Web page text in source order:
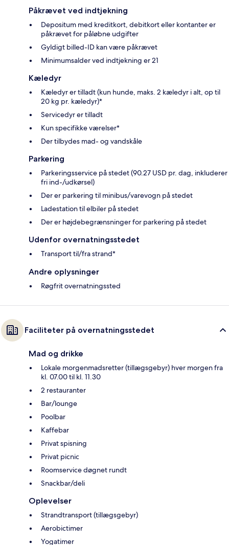
Påkrævet ved indtjekning
Depositum med kreditkort, debitkort eller kontanter er
påkrævet for påløbne udgifter
Gyldigt billed-ID kan være påkrævet
Minimumsalder ved indtjekning er 21
Kæledyr
Kæledyr er tilladt (kun hunde, maks. 2 kæledyr i alt, op til
20 kg pr. kæledyr)*
Servicedyr er tilladt
Kun specifikke værelser*
Der tilbydes mad- og vandskåle
Parkering
Parkeringsservice på stedet (90.27 USD pr. dag, inkluderer
fri ind-/udkørsel)
Der er parkering til minibus/varevogn på stedet
Ladestation til elbiler på stedet
Der er højdebegrænsninger for parkering på stedet
Udenfor overnatningsstedet
Transport til/fra strand*
Andre oplysninger
Røgfrit overnatningssted
Faciliteter på overnatningsstedet
Mad og drikke
Lokale morgenmadsretter (tillægsgebyr) hver morgen fra
kl. 07.00 til kl. 11.30
2 restauranter
Bar/lounge
Poolbar
Kaffebar
Privat spisning
Privat picnic
Roomservice døgnet rundt
Snackbar/deli
Oplevelser
Strandtransport (tillægsgebyr)
Aerobictimer
Yogatimer